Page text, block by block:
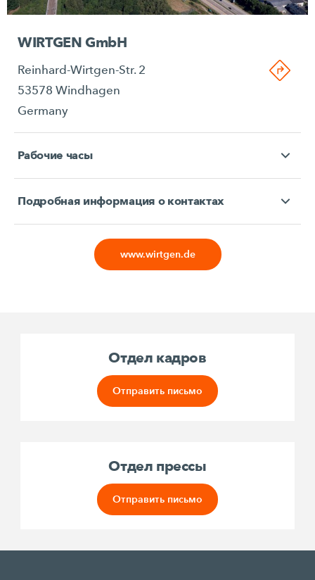
WIRTGEN GmbH
Reinhard-Wirtgen-Str. 2
53578 Windhagen
Germany
Рабочие часы
Подробная информация о контактах
www.wirtgen.de
Oтдел кадров
Oтправить письмо
Отдел прессы
Oтправить письмо